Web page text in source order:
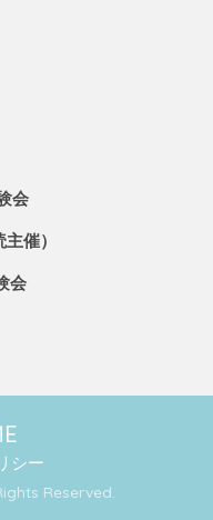
会
催）
会
シー
Reserved.